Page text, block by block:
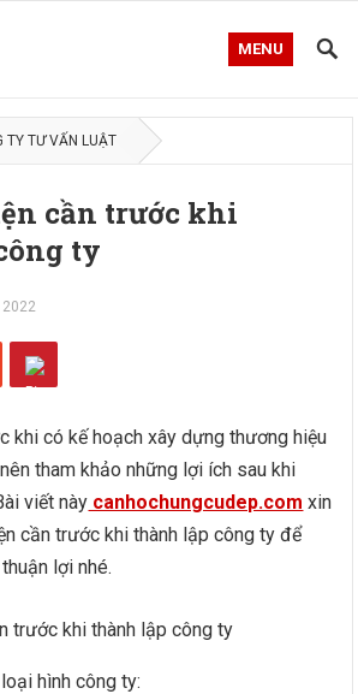
MENU
TY TƯ VẤN LUẬT
cần trước khi
ty
2022
khi có kế hoạch xây dựng thương hiệu
tham khảo những lợi ích sau khi
viết này canhochungcudep.com xin
cần trước khi thành lập công ty để
lợi nhé.
hình công ty: